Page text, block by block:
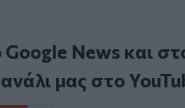
Google Newsκαι
μας στο